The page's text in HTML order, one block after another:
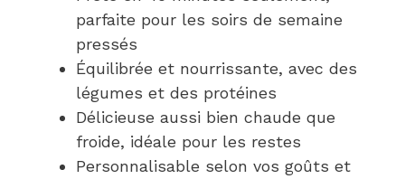
parfaite pour les soirs de semaine
pressés
Équilibrée et nourrissante, avec des
légumes et des protéines
Délicieuse aussi bien chaude que
froide, idéale pour les restes
Personnalisable selon vos goûts et